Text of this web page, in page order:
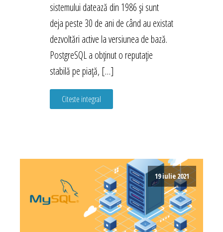
sistemului datează din 1986 și sunt
deja peste 30 de ani de când au existat
dezvoltări active la versiunea de bază.
PostgreSQL a obținut o reputație
stabilă pe piață, […]
Citeste integral
19 iulie 2021